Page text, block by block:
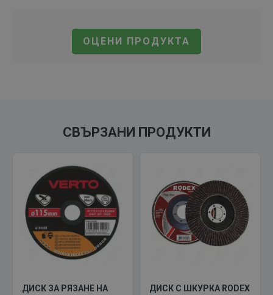
ОЦЕНИ ПРОДУКТА
СВЪРЗАНИ ПРОДУКТИ
ДИСК ЗА РЯЗАНЕ НА
ДИСК С ШКУРКА RODEX